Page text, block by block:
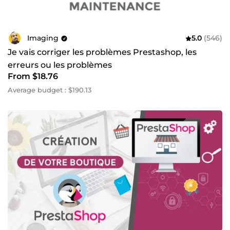
Je vous accompagne aussi sur la stratégie technique.
Anticiper les besoins futurs , adapter votre structure à la
compatibilité PHP et la stabilité de vos modules : c’est
mon quotidien.
Je suis à jour sur PrestaShop 8.1, 9 , PHP 8.3, WordPress
6.x, Liquid Shopify, Git, Composer, Docker… Je teste
toujours sur un environnement de préprod avant mise
en ligne.
Caractéristiques techniques
CMS
: PrestaShop (1.6 à 8.1), WordPress (5 à 6+)
Langages: PHP, MySQL, JavaScript, Smarty, HTML5,
CSS3, Liquid
Frameworks : Symfony, Bootstrap, Tailwind, Alpine.js,
jQuery
Outils : Git, Plesk, cPanel, SSH, Docker, Composer
PDF & factures: TCPDF, DomPDF, overrides natifs
: JSON-LD, canonical, sitemap, robots.txt,
maillage interne
Sécurité
: HTTPS, RGPD, CSP, XSS, CSRF
Imaging 5.0 (546)
Je vais corriger les problèmes Prestashop, les
erreurs ou les problèmes
From $18.76
Average budget : $190.13